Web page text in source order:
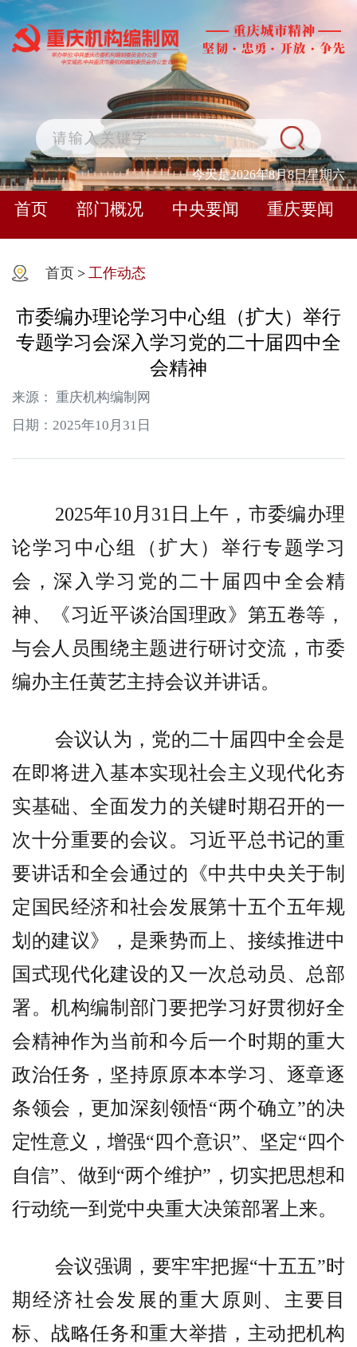
今天是2026年8月8日星期六
首页 部门概况 中央要闻 重庆要闻
首页 > 工作动态
市委编办理论学习中心组（扩大）举行
专题学习会深入学习党的二十届四中全
会精神
来源： 重庆机构编制网
日期：2025年10月31日
2025年10月31日上午，市委编办理
论学习中心组（扩大）举行专题学习
会，深入学习党的二十届四中全会精
神、《习近平谈治国理政》第五卷等，
与会人员围绕主题进行研讨交流，市委
编办主任黄艺主持会议并讲话。
会议认为，党的二十届四中全会是
在即将进入基本实现社会主义现代化夯
实基础、全面发力的关键时期召开的一
次十分重要的会议。习近平总书记的重
要讲话和全会通过的《中共中央关于制
定国民经济和社会发展第十五个五年规
划的建议》，是乘势而上、接续推进中
国式现代化建设的又一次总动员、总部
署。机构编制部门要把学习好贯彻好全
会精神作为当前和今后一个时期的重大
政治任务，坚持原原本本学习、逐章逐
条领会，更加深刻领悟“两个确立”的决
定性意义，增强“四个意识”、坚定“四个
自信”、做到“两个维护”，切实把思想和
行动统一到党中央重大决策部署上来。
会议强调，要牢牢把握“十五五”时
期经济社会发展的重大原则、主要目
标、战略任务和重大举措，主动把机构